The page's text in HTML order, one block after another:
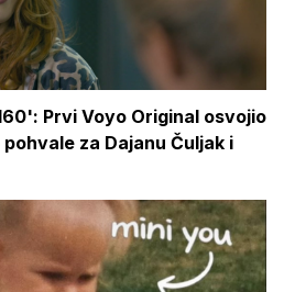
Prvi Voyo Original osvojio
za Dajanu Čuljak i